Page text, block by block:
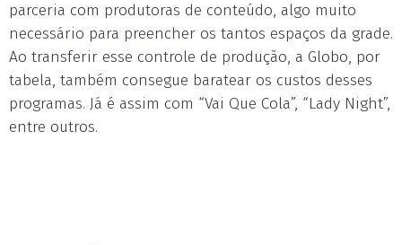
parceria com produtoras de conteúdo, algo muito
necessário para preencher os tantos espaços da grade.
Ao transferir esse controle de produção, a Globo, por
tabela, também consegue baratear os custos desses
programas. Já é assim com “Vai Que Cola”, “Lady Night”,
entre outros.